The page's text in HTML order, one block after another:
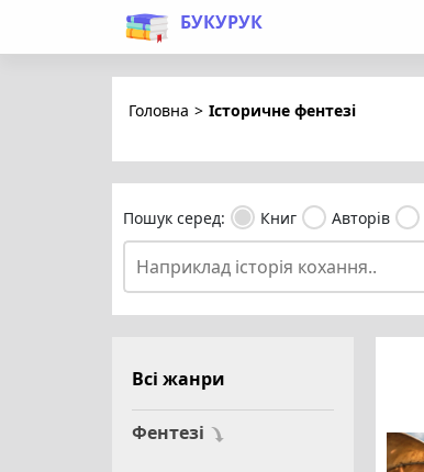
БУКУРУК
Головна > Історичне фентезі
Пошук серед: Книг Авторів
Всі жанри
Фентезі